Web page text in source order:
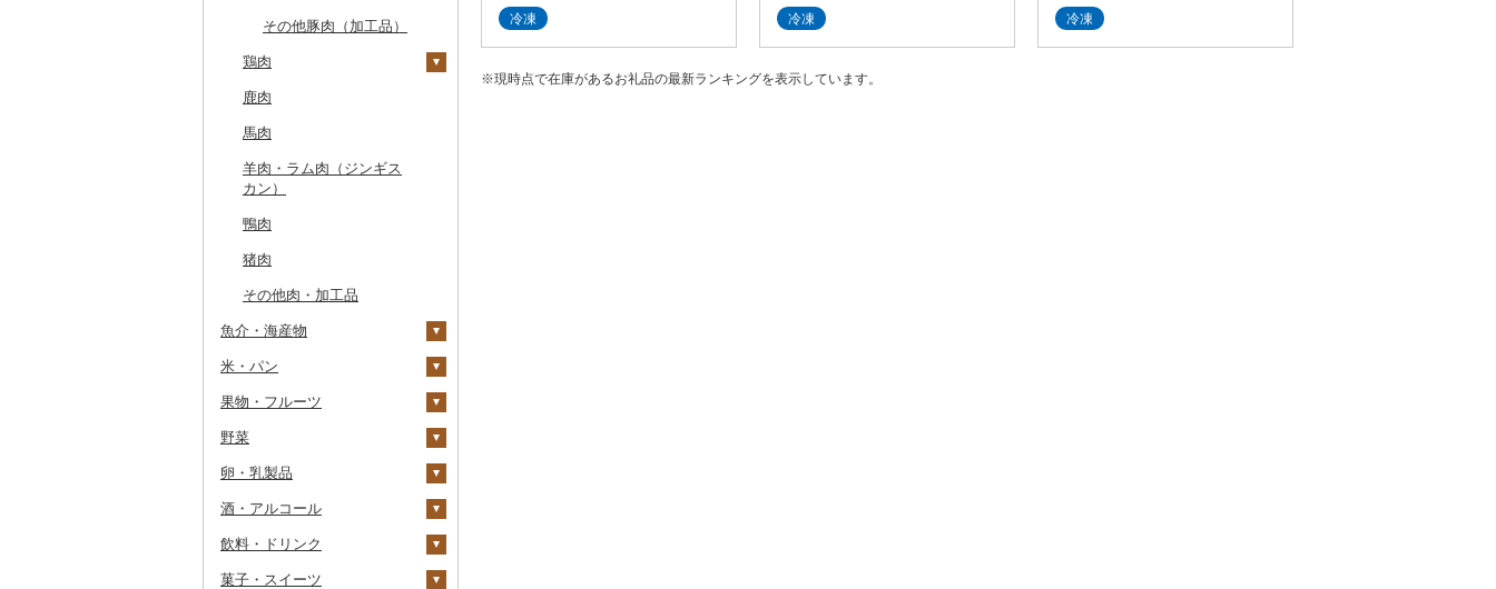
飛騨牛
近江牛
神戸牛・神戸ビーフ
但馬牛
土佐あかうし
佐賀牛
長崎和牛
宮崎牛
その他牛肉（精肉）
その他豚肉（加工品）
鶏肉
鶏肉（精肉）
ハム・ソーセージ
唐揚げ
鹿肉
馬肉
羊肉・ラム肉（ジンギス
カン）
鴨肉
猪肉
その他肉・加工品
魚介・海産物
カニ
ズワイガニ
毛ガニ
かにしゃぶ
その他カニ
エビ
ボタンエビ
伊勢海老
その他エビ
いくら
うに
明太子・たらこ
明太子
たらこ
その他魚卵
数の子
貝
米・パン
米
無洗米
玄米
金芽米
ゆめぴりか
雑穀
餅
その他穀物加工品
パン
果物・フルーツ
ぶどう・マスカット
巨峰
ナガノパープル
ピオーネ
デラウェア
いちご
りんご
もも
メロン
野菜
いも
じゃがいも
さつまいも
その他いも
トマト
フルーツトマト
ミニトマト
玉ねぎ
ねぎ
卵・乳製品
卵
チーズ
ヨーグルト
酒・アルコール
ビール・発泡酒
ビール
日本酒
飲料・ドリンク
水・ミネラルウォーター
菓子・スイーツ
冷凍 冷凍 冷凍
※現時点で在庫があるお礼品の最新ランキングを表示しています。